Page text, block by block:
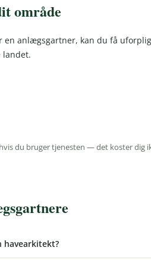
område
en anlægsgartner, kan du få
landet.
du bruger tjenesten — det koster dig
havearkitekt?